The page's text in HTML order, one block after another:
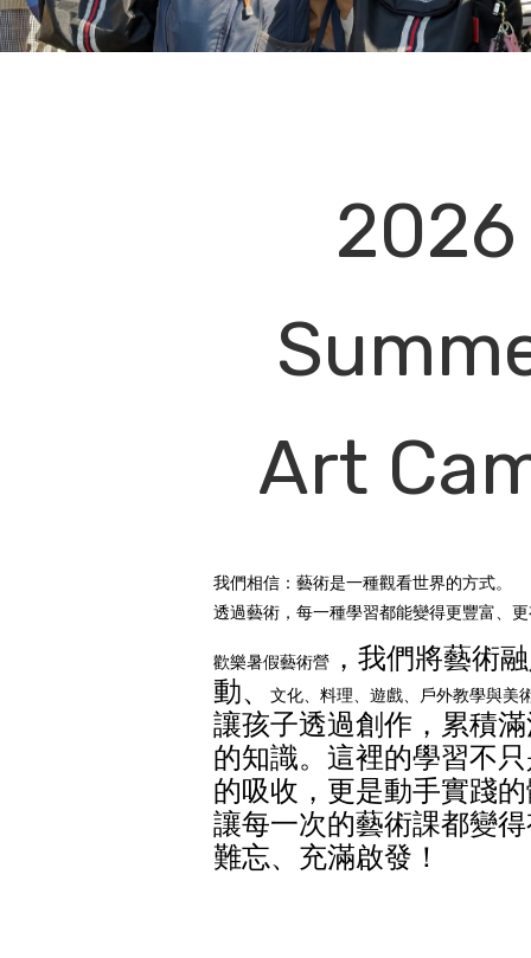
2026
Art
我們相信：藝術是一種觀看世界的方式。
透過藝術，每一種學習都能變得更豐富、
歡樂暑假藝術營
，我們將藝術
動、
文化、料理、遊戲、戶外教學與美
讓孩子透過創作，累積
的知識。這裡的學習不
的吸收，更是動手實踐
讓每一次的藝術課都變
難忘、充滿啟發！